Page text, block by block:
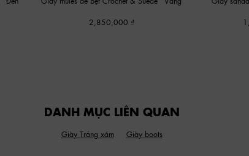
2,850,000
DANH MỤC LIÊN QUAN
Giày Trắng xám Giày boots